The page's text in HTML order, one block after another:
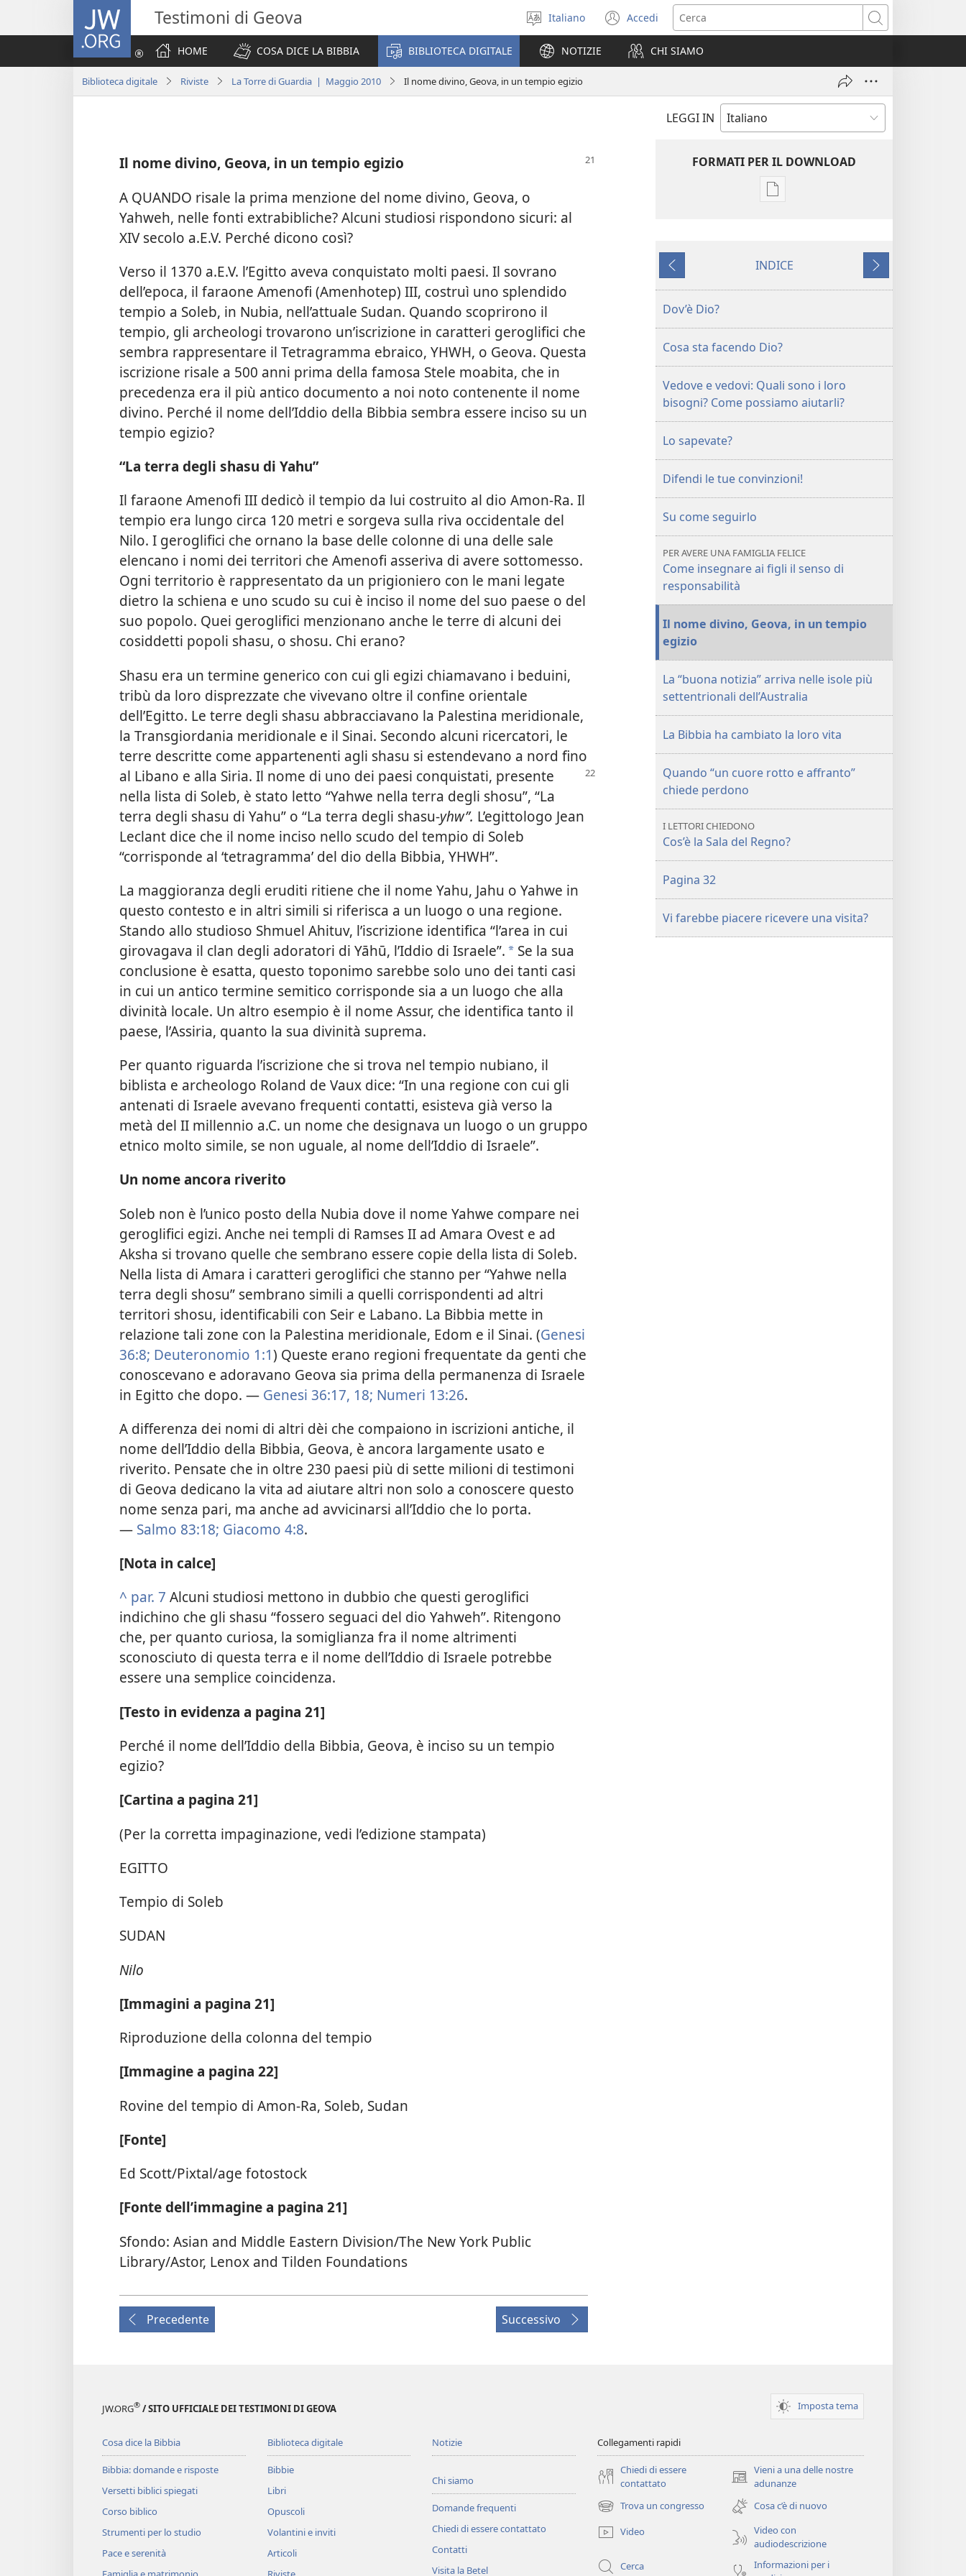
JW.ORG Testimoni di Geova
Seleziona
la
lingua
Italiano Accedi
(apre
una
nuova
finestra)
Cerca
HOME
COSA DICE LA BIBBIA BIBLIOTECA DIGITALE NOTIZIE CHI SIAMO
Biblioteca digitale Riviste La Torre di Guardia | Maggio 2010 Il nome divino, Geova, in un tempio egizio
LEGGI IN
Il nome divino, Geova, in un tempio egizio
A QUANDO risale la prima menzione del nome divino, Geova, o
Yahweh, nelle fonti extrabibliche? Alcuni studiosi rispondono sicuri: al
XIV secolo a.E.V. Perché dicono così?
Verso il 1370 a.E.V. l’Egitto aveva conquistato molti paesi. Il sovrano
dell’epoca, il faraone Amenofi (Amenhotep) III, costruì uno splendido
tempio a Soleb, in Nubia, nell’attuale Sudan. Quando scoprirono il
tempio, gli archeologi trovarono un’iscrizione in caratteri geroglifici che
sembra rappresentare il Tetragramma ebraico, YHWH, o Geova. Questa
iscrizione risale a 500 anni prima della famosa Stele moabita, che in
precedenza era il più antico documento a noi noto contenente il nome
divino. Perché il nome dell’Iddio della Bibbia sembra essere inciso su un
tempio egizio?
“La terra degli shasu di Yahu”
Il faraone Amenofi III dedicò il tempio da lui costruito al dio Amon-Ra. Il
tempio era lungo circa 120 metri e sorgeva sulla riva occidentale del
Nilo. I geroglifici che ornano la base delle colonne di una delle sale
elencano i nomi dei territori che Amenofi asseriva di avere sottomesso.
Ogni territorio è rappresentato da un prigioniero con le mani legate
dietro la schiena e uno scudo su cui è inciso il nome del suo paese o del
suo popolo. Quei geroglifici menzionano anche le terre di alcuni dei
cosiddetti popoli shasu, o shosu. Chi erano?
Shasu era un termine generico con cui gli egizi chiamavano i beduini,
tribù da loro disprezzate che vivevano oltre il confine orientale
dell’Egitto. Le terre degli shasu abbracciavano la Palestina meridionale,
la Transgiordania meridionale e il Sinai. Secondo alcuni ricercatori, le
terre descritte come appartenenti agli shasu si estendevano a nord fino
al Libano e alla Siria. Il nome di uno dei paesi conquistati, presente
nella lista di Soleb, è stato letto “Yahwe nella terra degli shosu”, “La
terra degli shasu di Yahu” o “La terra degli shasu-yhw”. L’egittologo Jean
Leclant dice che il nome inciso nello scudo del tempio di Soleb
“corrisponde al ‘tetragramma’ del dio della Bibbia, YHWH”.
La maggioranza degli eruditi ritiene che il nome Yahu, Jahu o Yahwe in
questo contesto e in altri simili si riferisca a un luogo o una regione.
Stando allo studioso Shmuel Ahituv, l’iscrizione identifica “l’area in cui
girovagava il clan degli adoratori di Yāhū, l’Iddio di Israele”. * Se la sua
conclusione è esatta, questo toponimo sarebbe solo uno dei tanti casi
in cui un antico termine semitico corrisponde sia a un luogo che alla
divinità locale. Un altro esempio è il nome Assur, che identifica tanto il
paese, l’Assiria, quanto la sua divinità suprema.
Per quanto riguarda l’iscrizione che si trova nel tempio nubiano, il
biblista e archeologo Roland de Vaux dice: “In una regione con cui gli
antenati di Israele avevano frequenti contatti, esisteva già verso la
metà del II millennio a.C. un nome che designava un luogo o un gruppo
etnico molto simile, se non uguale, al nome dell’Iddio di Israele”.
Un nome ancora riverito
Soleb non è l’unico posto della Nubia dove il nome Yahwe compare nei
geroglifici egizi. Anche nei templi di Ramses II ad Amara Ovest e ad
Aksha si trovano quelle che sembrano essere copie della lista di Soleb.
Nella lista di Amara i caratteri geroglifici che stanno per “Yahwe nella
terra degli shosu” sembrano simili a quelli corrispondenti ad altri
territori shosu, identificabili con Seir e Labano. La Bibbia mette in
relazione tali zone con la Palestina meridionale, Edom e il Sinai. (Genesi
36:8; Deuteronomio 1:1) Queste erano regioni frequentate da genti che
conoscevano e adoravano Geova sia prima della permanenza di Israele
in Egitto che dopo. — Genesi 36:17, 18; Numeri 13:26.
A differenza dei nomi di altri dèi che compaiono in iscrizioni antiche, il
nome dell’Iddio della Bibbia, Geova, è ancora largamente usato e
riverito. Pensate che in oltre 230 paesi più di sette milioni di testimoni
di Geova dedicano la vita ad aiutare altri non solo a conoscere questo
nome senza pari, ma anche ad avvicinarsi all’Iddio che lo porta.
— Salmo 83:18; Giacomo 4:8.
[Nota in calce]
^ par. 7 Alcuni studiosi mettono in dubbio che questi geroglifici
indichino che gli shasu “fossero seguaci del dio Yahweh”. Ritengono
che, per quanto curiosa, la somiglianza fra il nome altrimenti
sconosciuto di questa terra e il nome dell’Iddio di Israele potrebbe
essere una semplice coincidenza.
[Testo in evidenza a pagina 21]
Perché il nome dell’Iddio della Bibbia, Geova, è inciso su un tempio
egizio?
[Cartina a pagina 21]
(Per la corretta impaginazione, vedi l’edizione stampata)
EGITTO
Tempio di Soleb
SUDAN
Nilo
[Immagini a pagina 21]
Riproduzione della colonna del tempio
[Immagine a pagina 22]
Rovine del tempio di Amon-Ra, Soleb, Sudan
[Fonte]
Ed Scott/Pixtal/age fotostock
[Fonte dell’immagine a pagina 21]
Sfondo: Asian and Middle Eastern Division/The New York Public
Library/Astor, Lenox and Tilden Foundations
Precedente Successivo
FORMATI PER IL DOWNLOAD
Opzioni
delle
GUARDIA
Maggio 2010
Precedente
INDICE
Successivo
Dov’è Dio?
Cosa sta facendo Dio?
Vedove e vedovi: Quali sono i loro
bisogni? Come possiamo aiutarli?
Lo sapevate?
Difendi le tue convinzioni!
Su come seguirlo
PER AVERE UNA FAMIGLIA FELICE
Come insegnare ai figli il senso di
responsabilità
Il nome divino, Geova, in un tempio
egizio
La “buona notizia” arriva nelle isole più
settentrionali dell’Australia
La Bibbia ha cambiato la loro vita
Quando “un cuore rotto e affranto”
chiede perdono
I LETTORI CHIEDONO
Cos’è la Sala del Regno?
Pagina 32
Vi farebbe piacere ricevere una visita?
JW.ORG® / SITO UFFICIALE DEI TESTIMONI DI GEOVA Imposta tema
Cosa dice la Bibbia
Bibbia: domande e risposte
Versetti biblici spiegati
Corso biblico
Strumenti per lo studio
Pace e serenità
Biblioteca digitale
Bibbie
Libri
Opuscoli
Volantini e inviti
Articoli
Notizie
Chi siamo
Domande frequenti
Chiedi di essere contattato
Contatti
Visita la Betel
Collegamenti rapidi
Chiedi di essere
contattato
Vieni a una delle nostre
adunanze
(apre
una
nuova
finestra)
Trova un congresso
(apre
una
nuova
Cosa c’è di nuovo
Video
Video con
audiodescrizione
Cerca
Informazioni per i